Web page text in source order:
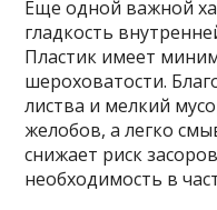
Еще одной важной
гладкость
Пластик имеет
шероховатости.
листва и мелкий
желобов, а легко
снижает риск
необходимость в